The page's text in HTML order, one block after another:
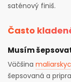
saténový finiš.
Často
Musím
Väčšina
šepsovaná a